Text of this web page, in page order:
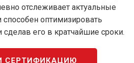
отслеживает актуальные
оптимизировать
сделав его в кратчайшие сроки.
СЕРТИФИКАЦИЮ